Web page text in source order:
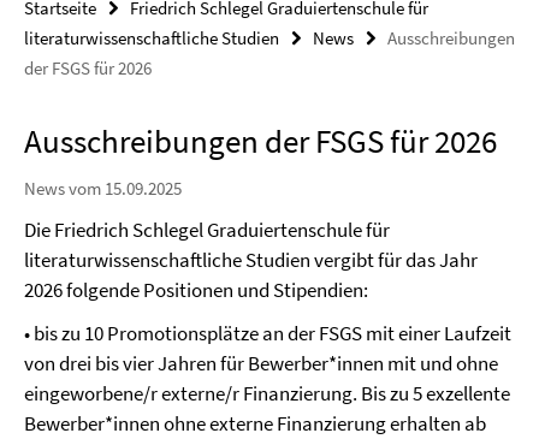
Startseite
Friedrich Schlegel Graduiertenschule für
literaturwissenschaftliche Studien
News
Ausschreibungen
der FSGS für 2026
Ausschreibungen der FSGS für 2026
News vom 15.09.2025
Die Friedrich Schlegel Graduiertenschule für
literaturwissenschaftliche Studien vergibt für das Jahr
2026 folgende Positionen und Stipendien:
• bis zu 10 Promotionsplätze an der FSGS mit einer Laufzeit
von drei bis vier Jahren für Bewerber*innen mit und ohne
eingeworbene/r externe/r Finanzierung. Bis zu 5 exzellente
Bewerber*innen ohne externe Finanzierung erhalten ab